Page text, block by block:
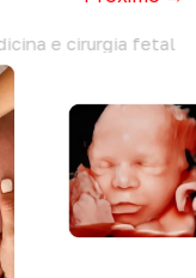
e cirurgia fetal